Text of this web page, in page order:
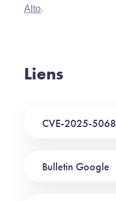
Alto.
Liens
CVE-2025-5068
Bulletin Google